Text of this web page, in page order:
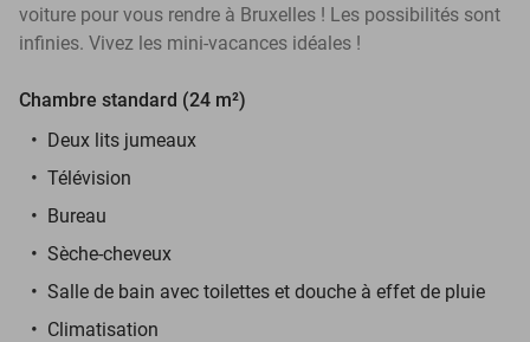
voiture pour vous rendre à Bruxelles ! Les possibilités sont
infinies. Vivez les mini-vacances idéales !
Chambre standard (24 m²)
Deux lits jumeaux
Télévision
Bureau
Sèche-cheveux
Salle de bain avec toilettes et douche à effet de pluie
Climatisation